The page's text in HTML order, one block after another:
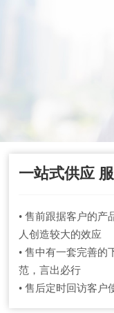
一站式供应
• 售前跟据客户的产
人创造较大的效应
• 售中有一套完善的
范，言出必行
• 售后定时回访客户